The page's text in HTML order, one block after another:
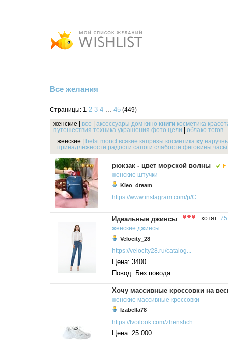
Все желания
Страницы: 1 2 3 4 ... 45 (449)
женские все аксессуары дом кино книги косметика
путешествия техника украшения фото цели
облако тегов
женские
belst moncl всякие капризы косметика ку
принадлежности радости сапоги слабости фиговины часы
рюкзак - цвет морской волны
женские штучки
Kleo_dream
https://www.instagram.com/p/C...
Идеальные джинсы хотят:
женские джинсы
Velocity_28
https://velocity28.ru/catalog...
Цена: 3400
Повод: Без повода
Хочу массивные кроссовки на
женские массивные кроссовки
Izabella78
https://tvoilook.com/zhenshch...
Цена: 25 000